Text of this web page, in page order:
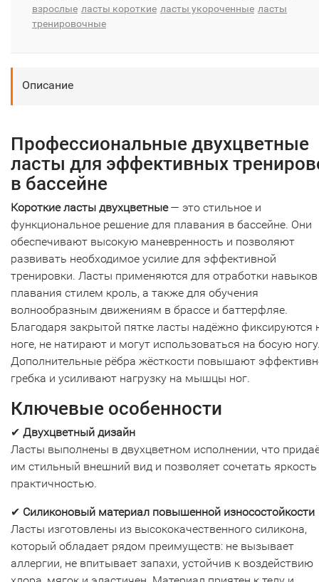
взрослые ласты короткие ласты укороченные ласты
тренировочные
Описание
Профессиональные двухцветные
ласты для эффективных
в бассейне
Короткие ласты двухцветные— это стильное и
функциональное решение для плавания в бассейне. Они
обеспечивают высокую маневренность и позволяют
развивать необходимое усилие для эффективной
тренировки. Ласты применяются для отработки навыков
плавания стилем кроль, а также для обучения
волнообразным движениям в брассе и баттерфляе.
Благодаря закрытой пятке ласты надёжно фиксируются
ноге, не натирают и могут использоваться на босую
Дополнительные рёбра жёсткости повышают
гребка и усиливают нагрузку на мышцы ног.
Ключевые особенности
✔ Двухцветный дизайн
Ласты выполнены в двухцветном исполнении, что
им стильный внешний вид и позволяет сочетать яркость
практичностью.
✔ Силиконовый материал повышенной износостойкости
Ласты изготовлены из высококачественного силикона,
который обладает рядом преимуществ: не вызывает
аллергии, не впитывает запахи, устойчив к воздействию